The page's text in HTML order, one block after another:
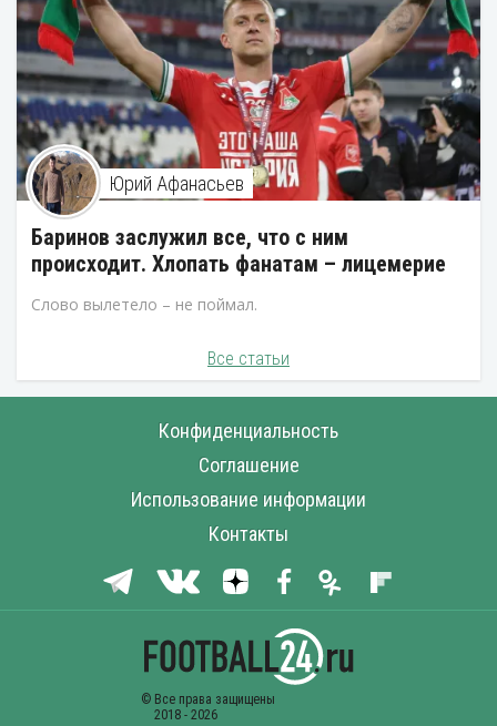
Юрий Афанасьев
Баринов заслужил все, что с ним
происходит. Хлопать фанатам – лицемерие
Слово вылетело – не поймал.
Все статьи
Конфиденциальность
Соглашение
Использование информации
Контакты